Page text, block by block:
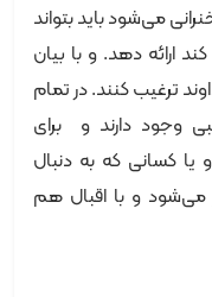
می‌شود باید بتواند
ارائه دهد. و با بیان
ترغیب کنند. در تمام
وجود دارند و برای
یا کسانی که به دنبال
می‌شود و با اقبال هم